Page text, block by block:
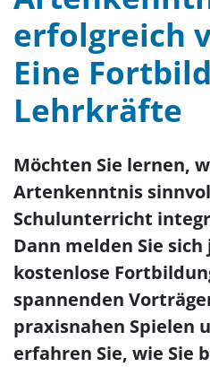
erfolgreich
Eine
Lehrkräfte
Möchten Sie lernen,
Artenkenntnis
Schulunterricht
Dann melden Sie
kostenlose
spannenden
praxisnahen Spielen
erfahren Sie, wie Sie